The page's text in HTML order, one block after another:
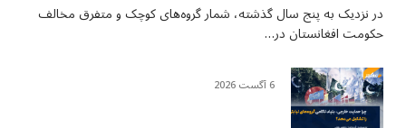
در نزدیک به پنج سال گذشته، شمار گروه‌های کوچک و متفرق مخالف
حکومت افغانستان در…
6 آگست 2026